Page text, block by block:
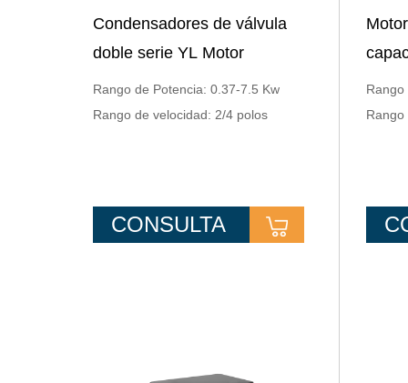
Condensadores de válvula
doble serie YL Motor
asíncrono monofásico con
carcasa cuadrada
Rango de Potencia: 0.37-7.5 Kw
Rango de velocidad: 2/4 polos
CONSULTA
serie
Rango